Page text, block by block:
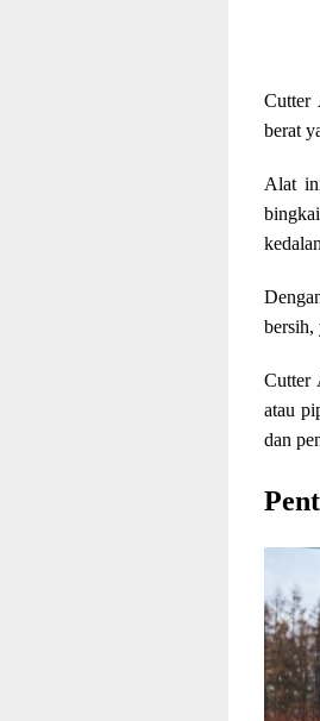
Cutter
berat
Alat
bersih,
Cutter
atau
dan